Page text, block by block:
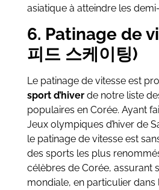
asiatique à atteindre les
6. Patinage de
피드 스케이팅)
Le patinage de vitesse est
sport d’hiverde notre liste
populaires en Corée. Ayant
Jeux olympiques d’hiver de
le patinage de vitesse est
des sports les plus
célèbres de Corée, assurant
mondiale, en particulier dans